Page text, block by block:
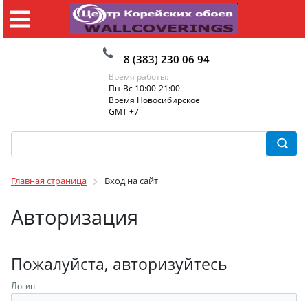
8 (383) 230 06 94
Время работы:
Пн-Вс 10:00-21:00
Время Новосибирское
GMT +7
Главная страница Вход на сайт
Авторизация
Пожалуйста, авторизуйтесь
Логин